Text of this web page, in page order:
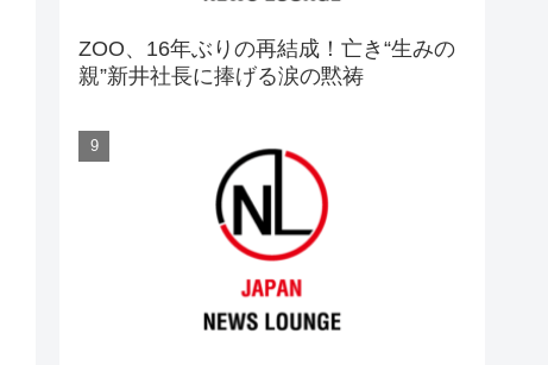
ZOO、16年ぶりの再結成！亡き“生みの
親”新井社長に捧げる涙の黙祷